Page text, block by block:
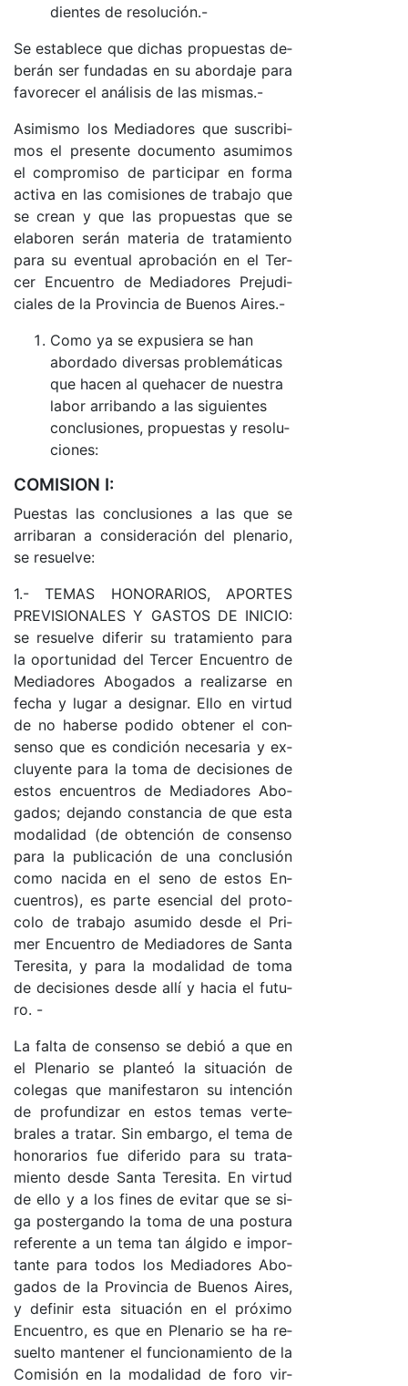
dien­tes de re­so­lu­ció­n.-
Se es­ta­ble­ce que di­chas pro­pues­tas de­
be­rán ser fun­da­das en su abor­da­je pa­ra
fa­vo­re­cer el aná­li­sis de las mis­ma­s.-
Asi­mis­mo los Me­dia­do­res que sus­cri­bi­
mos el pre­sen­te do­cu­men­to asu­mi­mos
el com­pro­mi­so de par­ti­ci­par en for­ma
ac­ti­va en las co­mi­sio­nes de tra­ba­jo que
se crean y que las pro­pues­tas que se
ela­bo­ren se­rán ma­te­ria de tra­ta­mien­to
pa­ra su even­tual apro­ba­ción en el Ter­
cer En­cuen­tro de Me­dia­do­res Pre­ju­di­
cia­les de la Pro­vin­cia de Bue­nos Ai­res.-
Co­mo ya se ex­pu­sie­ra se han
abor­da­do di­ver­sas pro­ble­má­ti­cas
que ha­cen al que­ha­cer de nues­tra
la­bor arri­ban­do a las si­guien­tes
con­clu­sio­nes, pro­pues­tas y re­so­lu­
cio­nes:
COMISION I:
Pues­tas las con­clu­sio­nes a las que se
arri­ba­ran a con­si­de­ra­ción del ple­na­rio,
se re­suel­ve:
1.- TE­MAS HO­NO­RA­RIO­S, APOR­TES
PRE­VI­SIO­NA­LES Y GAS­TOS DE INI­CIO:
se re­suel­ve di­fe­rir su tra­ta­mien­to pa­ra
la opor­tu­ni­dad del Ter­cer En­cuen­tro de
Me­dia­do­res Abo­ga­dos a rea­li­zar­se en
fe­cha y lu­gar a de­sig­na­r. Ello en vir­tud
de no ha­ber­se po­di­do ob­te­ner el con­
sen­so que es con­di­ción ne­ce­sa­ria y ex­
clu­yen­te pa­ra la to­ma de de­ci­sio­nes de
es­tos en­cuen­tros de Me­dia­do­res Abo­
ga­do­s; de­jan­do cons­tan­cia de que es­ta
mo­da­li­dad (de ob­ten­ción de con­sen­so
pa­ra la pu­bli­ca­ción de una con­clu­sión
co­mo na­ci­da en el seno de es­tos En­
cuen­tro­s), es par­te es­en­cial del pro­to­
co­lo de tra­ba­jo asu­mi­do des­de el Pri­
mer En­cuen­tro de Me­dia­do­res de San­ta
Te­re­si­ta, y pa­ra la mo­da­li­dad de to­ma
de de­ci­sio­nes des­de allí y ha­cia el fu­tu­
ro. -
La fal­ta de con­sen­so se de­bió a que en
el Ple­na­rio se plan­teó la si­tua­ción de
co­le­gas que ma­ni­fes­ta­ron su in­ten­ción
de pro­fun­di­zar en es­tos te­mas ver­te­
bra­les a tra­ta­r. Sin em­bar­go, el te­ma de
ho­no­ra­rios fue di­fe­ri­do pa­ra su tra­ta­
mien­to des­de San­ta Te­re­si­ta. En vir­tud
de ello y a los fi­nes de evi­tar que se si­
ga pos­ter­gan­do la to­ma de una pos­tu­ra
re­fe­ren­te a un te­ma tan ál­gi­do e im­por­
tan­te pa­ra to­dos los Me­dia­do­res Abo­
ga­dos de la Pro­vin­cia de Bue­nos Ai­res,
y de­fi­nir es­ta si­tua­ción en el pr­óxi­mo
En­cuen­tro, es que en Ple­na­rio se ha re­
suel­to man­te­ner el fun­cio­na­mien­to de la
Co­mi­sión en la mo­da­li­dad de fo­ro vir­